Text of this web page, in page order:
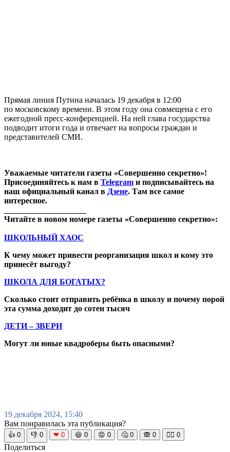
Прямая линия Путина началась 19 декабря в 12:00
по московскому времени. В этом году она совмещена с его
ежегодной пресс-конференцией. На ней глава государства
подводит итоги года и отвечает на вопросы граждан и
представителей СМИ.
Уважаемые читатели газеты «Совершенно секретно»!
Присоединяйтесь к нам в Telegram и подписывайтесь на
наш официальный канал в Дзене. Там все самое
интересное.
Читайте в новом номере газеты «Совершенно секретно»:
ШКОЛЬНЫЙ ХАОС
К чему может привести реорганизация школ и кому это
принесёт выгоду?
ШКОЛА ДЛЯ БОГАТЫХ?
Сколько стоит отправить ребёнка в школу и почему порой
эта сумма доходит до сотен тысяч
ДЕТИ – ЗВЕРИ
Могут ли юные квадроберы быть опасными?
19 декабря 2024, 15:40
Вам понравилась эта публикация?
👍 0 👎 0 ❤ 0 😆 0 😡 0 🤔 0 🙈 0 🧘‍♀️ 0
Поделиться